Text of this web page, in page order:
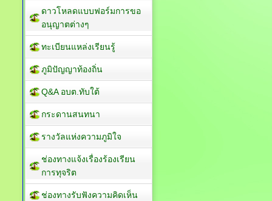
ดาวโหลดแบบฟอร์มการขอ
อนุญาตต่างๆ
ทะเบียนแหล่งเรียนรู้
ภูมิปัญญาท้องถิ่น
Q&A อบต.ทับใต้
กระดานสนทนา
รางวัลแห่งความภูมิใจ
ช่องทางแจ้งเรื่องร้องเรียน
การทุจริต
ช่องทางรับฟังความคิดเห็น